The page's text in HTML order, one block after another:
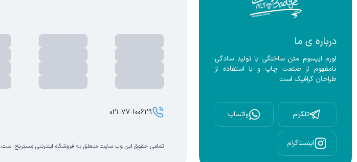
درباره ی ما
نامفهوم از صنعت چاپ و با استفاده از
طراحان گرافیک است
تلگرام واتساپ
اینستاگرام
021-77-100629
تمامی حقوق این وب سایت متعلق به فروشگاه اینترنتی مِستِربَج است.